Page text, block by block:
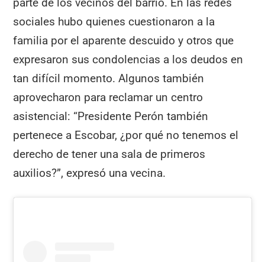
sociales hubo quienes cuestionaron a la
familia por el aparente descuido y otros que
expresaron sus condolencias a los deudos en
tan difícil momento. Algunos también
aprovecharon para reclamar un centro
asistencial: “Presidente Perón también
pertenece a Escobar, ¿por qué no tenemos el
derecho de tener una sala de primeros
auxilios?”, expresó una vecina.